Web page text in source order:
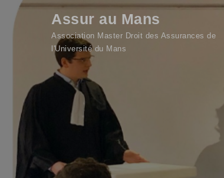
Skip to contentAssur au Mans
Association Master Droit des Assurances de
l'Université du Mans